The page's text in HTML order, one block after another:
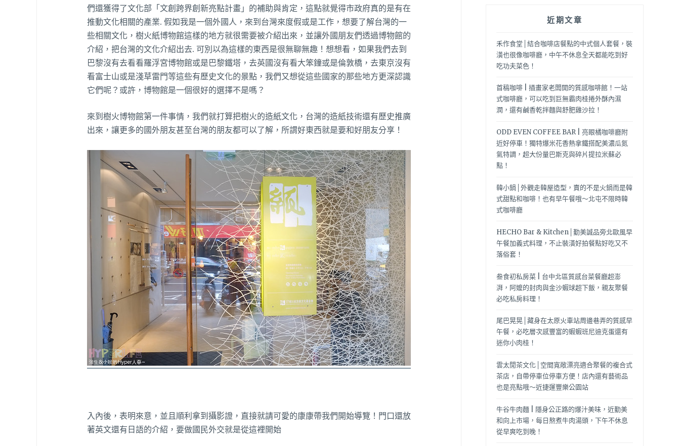
們還獲得了文化部「文創跨界創新亮點計畫」的補助與肯定，這點就覺得市政府真的是有在
推動文化相關的產業. 假如我是一個外國人，來到台灣來度假或是工作，想要了解台灣的一
些相關文化，樹火紙博物館這樣的地方就很需要被介紹出來，並讓外國朋友們透過博物館的
介紹，把台灣的文化介紹出去. 可別以為這樣的東西是很無聊無趣！想想看，如果我們去到
巴黎沒有去看看羅浮宮博物館或是巴黎鐵塔，去英國沒有看大笨鐘或是倫敦橋，去東京沒有
看富士山或是淺草雷門等這些有歷史文化的景點，我們又想從這些國家的那些地方更深認識
它們呢？或許，博物館是一個很好的選擇不是嗎？
來到樹火博物館第一件事情，我們就打算把樹火的造紙文化，台灣的造紙技術還有歷史推廣
出來，讓更多的國外朋友甚至台灣的朋友都可以了解，所謂好東西就是要和好朋友分享！
入內後，表明來意，並且順利拿到攝影證，直接就請可愛的康康帶我們開始導覽！門口還放
著英文還有日語的介紹，要做國民外交就是從這裡開始
近期文章
禾作食堂│結合咖啡店餐點的中式個人套餐，裝
潢也很像咖啡廳，中午不休息全天都能吃到好
吃功夫菜色！
首稿咖啡 | 插畫家老闆開的質感咖啡館！一站
式咖啡廳，可以吃到巨無霸肉桂捲外酥內濕
潤，還有鹹香乾拌麵與舒肥雞沙拉！
ODD EVEN COFFEE BAR | 亮眼橘咖啡廳附
近好停車！獨特爆米花香熱拿鐵搭配美濃瓜氮
氣特調，超大份量巴斯克與碎片提拉米蘇必
點！
韓小鍋│外觀走韓屋造型，賣的不是火鍋而是韓
式甜點和咖啡！也有早午餐哦～北屯不限時韓
式咖啡廳
HECHO Bar & Kitchen│勤美誠品旁北歐風早
午餐加義式料理，不止裝潢好拍餐點好吃又不
落俗套！
叁食初私房菜 | 台中北區質感台菜餐廳超澎
湃，阿嬤的封肉與金沙蝦球超下飯，親友聚餐
必吃私房料理！
尾巴晃晃│藏身在太原火車站周邊巷弄的質感早
午餐，必吃層次感豐富的蝦蝦班尼迪克蛋還有
迷你小肉桂！
雲太閒茶文化│空間寬敞漂亮適合聚餐的複合式
茶店，自帶停車位停車方便！店內還有藝術品
也是亮點哦～近捷運豐樂公園站
牛谷牛肉麵 | 隱身公正路的爆汁美味，近勤美
和向上市場，每日熬煮牛肉湯頭，下午不休息
從早爽吃到晚！